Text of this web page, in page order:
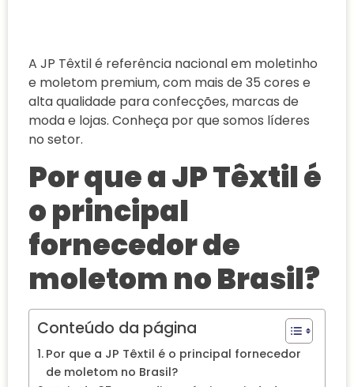
A JP Têxtil é referência nacional em moletinho
e moletom premium, com mais de 35 cores e
alta qualidade para confecções, marcas de
moda e lojas. Conheça por que somos líderes
no setor.
Por que a JP Têxtil é
o principal
fornecedor de
moletom no Brasil?
Conteúdo da página
Por que a JP Têxtil é o principal fornecedor
de moletom no Brasil?